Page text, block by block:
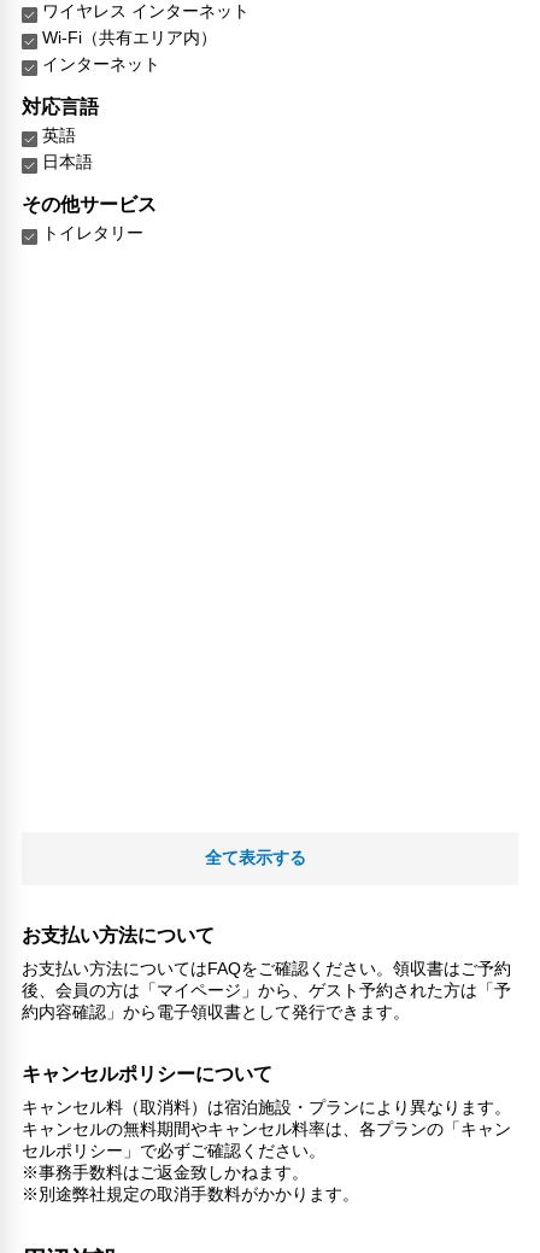
ワイヤレス インターネット
Wi-Fi（共有エリア内）
インターネット
対応言語
英語
日本語
その他サービス
トイレタリー
全て表示する
お支払い方法について
お支払い方法についてはFAQをご確認ください。領収書はご予約
後、会員の方は「マイページ」から、ゲスト予約された方は「予
約内容確認」から電子領収書として発行できます。
キャンセルポリシーについて
キャンセル料（取消料）は宿泊施設・プランにより異なります。
キャンセルの無料期間やキャンセル料率は、各プランの「キャン
セルポリシー」で必ずご確認ください。
※事務手数料はご返金致しかねます。
※別途弊社規定の取消手数料がかかります。